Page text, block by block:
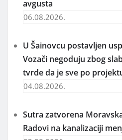
IZDVAJAMO
Humani gest Akva parka
dnevna karta za svakog
krvi
07.08.2026.
Dobrovoljno davanje krvi
avgusta